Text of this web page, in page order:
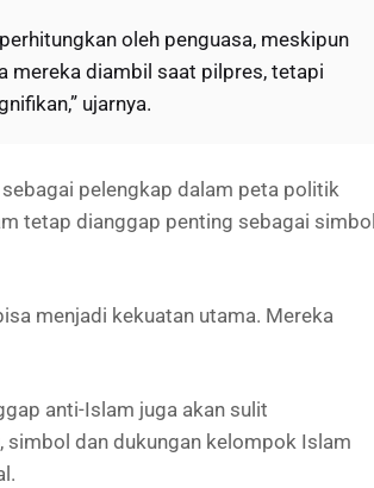
oleh penguasa, meskipun
mereka diambil saat pilpres, tetapi
ujarnya.
pelengkap dalam peta politik
tetap dianggap penting sebagai simbol
menjadi kekuatan utama. Mereka
anti-Islam juga akan sulit
simbol dan dukungan kelompok Islam